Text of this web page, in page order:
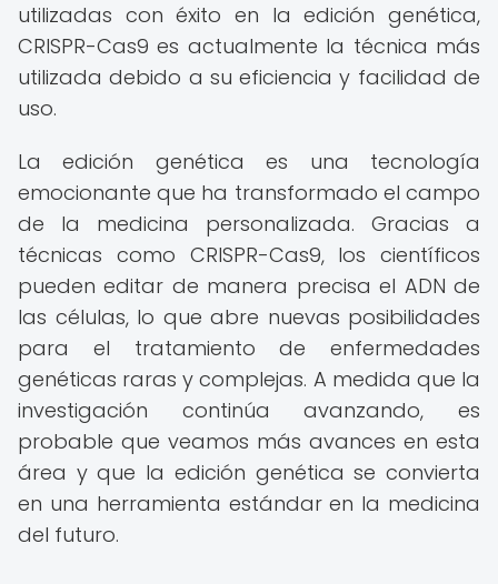
utilizadas con éxito en la edición genética,
CRISPR-Cas9 es actualmente la técnica más
utilizada debido a su eficiencia y facilidad de
uso.
La edición genética es una tecnología
emocionante que ha transformado el campo
de la medicina personalizada. Gracias a
técnicas como CRISPR-Cas9, los científicos
pueden editar de manera precisa el ADN de
las células, lo que abre nuevas posibilidades
para el tratamiento de enfermedades
genéticas raras y complejas. A medida que la
investigación continúa avanzando, es
probable que veamos más avances en esta
área y que la edición genética se convierta
en una herramienta estándar en la medicina
del futuro.